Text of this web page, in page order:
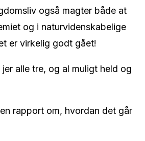
også magter både at
og i naturvidenskabelige
er virkelig godt gået!
alle tre, og al muligt held og
rapport om, hvordan det går